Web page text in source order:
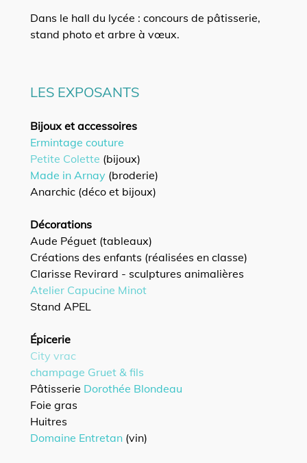
Dans le hall du lycée : concours de pâtisserie,
stand photo et arbre à vœux.
LES EXPOSANTS
Bijoux et accessoires
Ermintage couture
Petite Colette (bijoux)
Made in Arnay (broderie)
Anarchic (déco et bijoux)
Décorations
Aude Péguet (tableaux)
Créations des enfants (réalisées en classe)
Clarisse Revirard - sculptures animalières
Atelier Capucine Minot
Stand APEL
Épicerie
City vrac
champage Gruet & fils
Pâtisserie Dorothée Blondeau
Foie gras
Huitres
Domaine Entretan (vin)